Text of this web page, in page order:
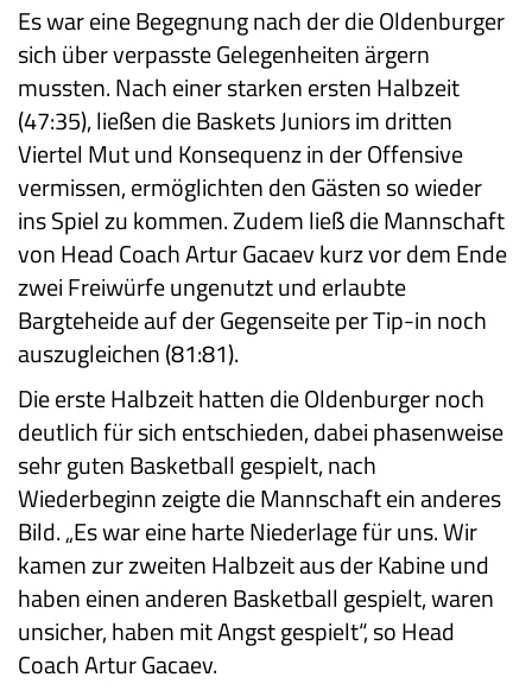
Es war eine Begegnung nach der die Oldenburger
sich über verpasste Gelegenheiten ärgern
mussten. Nach einer starken ersten Halbzeit
(47:35), ließen die Baskets Juniors im dritten
Viertel Mut und Konsequenz in der Offensive
vermissen, ermöglichten den Gästen so wieder
ins Spiel zu kommen. Zudem ließ die Mannschaft
von Head Coach Artur Gacaev kurz vor dem Ende
zwei Freiwürfe ungenutzt und erlaubte
Bargteheide auf der Gegenseite per Tip-in noch
auszugleichen (81:81).
Die erste Halbzeit hatten die Oldenburger noch
deutlich für sich entschieden, dabei phasenweise
sehr guten Basketball gespielt, nach
Wiederbeginn zeigte die Mannschaft ein anderes
Bild. „Es war eine harte Niederlage für uns. Wir
kamen zur zweiten Halbzeit aus der Kabine und
haben einen anderen Basketball gespielt, waren
unsicher, haben mit Angst gespielt“, so Head
Coach Artur Gacaev.